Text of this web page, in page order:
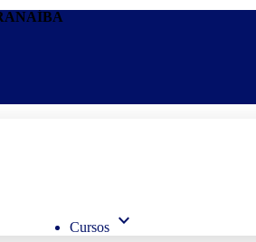
Cursos keyboard_arrow_down